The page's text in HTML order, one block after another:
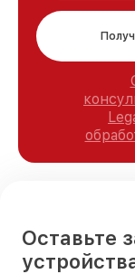
Оставьте